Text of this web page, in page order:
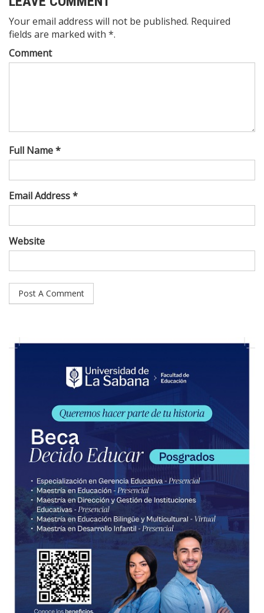
Your email address will not be published. Required
fields are marked with *.
Comment
Full Name *
Email Address *
Website